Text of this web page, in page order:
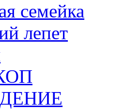
семейка
лепет